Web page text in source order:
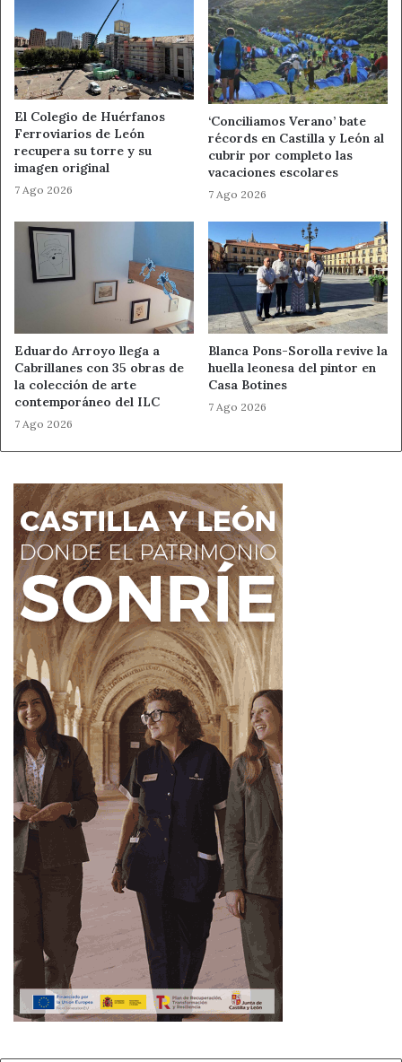
Ahora León campanadas Ibai
Noticias de León Ramon García
El Colegio de Huérfanos
Ferroviarios de León
recupera su torre y su
imagen original
7 Ago 2026
‘Conciliamos Verano’ bate
récords en Castilla y León al
cubrir por completo las
vacaciones escolares
7 Ago 2026
Eduardo Arroyo llega a
Cabrillanes con 35 obras de
la colección de arte
contemporáneo del ILC
7 Ago 2026
Blanca Pons-Sorolla revive la
huella leonesa del pintor en
Casa Botines
7 Ago 2026